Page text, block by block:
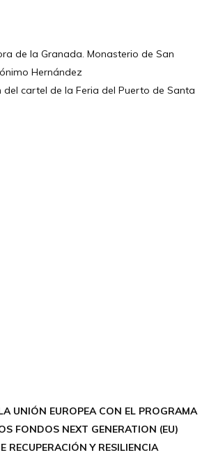
de la Granada. Monasterio de San
Hernández
del cartel de la Feria del Puerto de Santa
UNIÓN EUROPEA CON EL PROGRAMA
FONDOS NEXT GENERATION (EU)
RECUPERACIÓN Y RESILIENCIA